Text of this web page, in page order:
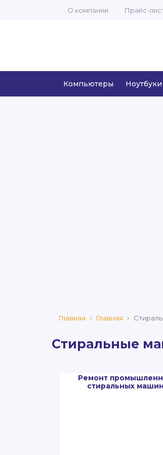
О компании Прайс-
Компьютеры Ноутбуки
Главная Главная
Стиральные
Ремонт
стиральных машин